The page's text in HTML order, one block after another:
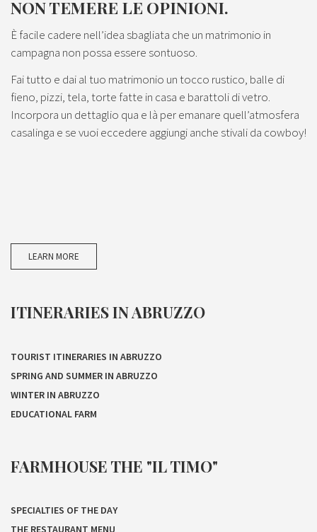
NON TEMERE LE OPINIONI.
È facile cadere nell’idea sbagliata che un matrimonio in
campagna non possa essere sontuoso.
Fai tutto e dai al tuo matrimonio un tocco rustico, balle di
fieno, pizzi, tela, torte fatte in casa e barattoli di vetro.
Incorpora un dettaglio qua e là per emanare quell’atmosfera
casalinga e se vuoi eccedere aggiungi anche stivali da cowboy!
LEARN MORE
ITINERARIES IN ABRUZZO
TOURIST ITINERARIES IN ABRUZZO
SPRING AND SUMMER IN ABRUZZO
WINTER IN ABRUZZO
EDUCATIONAL FARM
FARMHOUSE THE "IL TIMO"
SPECIALTIES OF THE DAY